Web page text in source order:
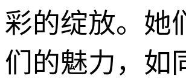
彩的绽放。她
们的魅力，如